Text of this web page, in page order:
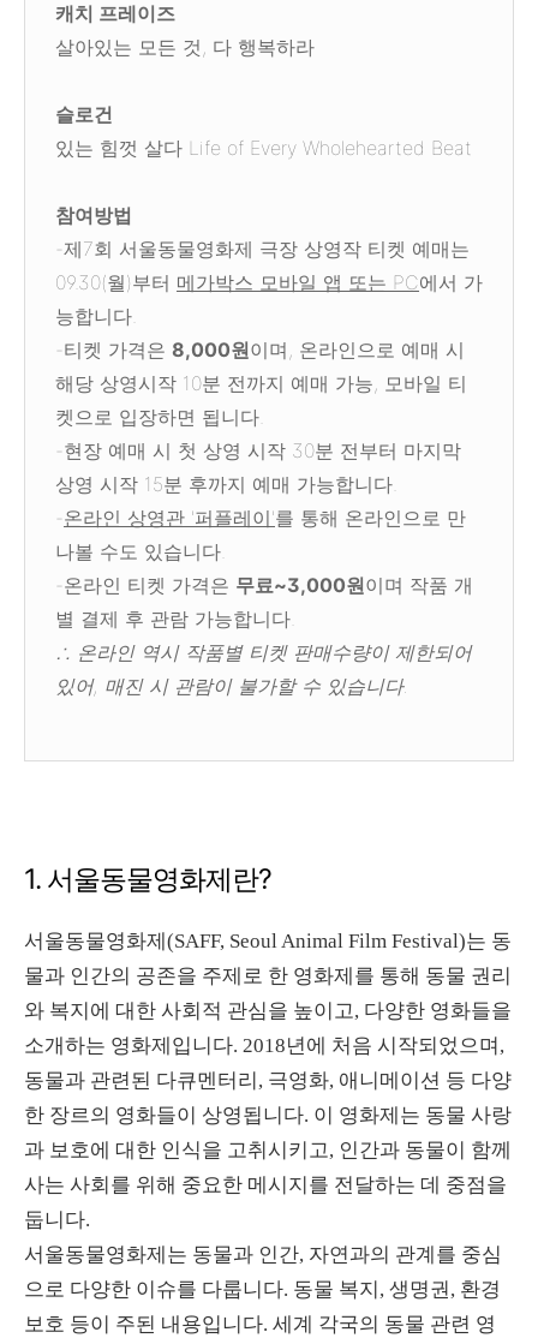
캐치 프레이즈
살아있는 모든 것, 다 행복하라
슬로건
있는 힘껏 살다 Life of Every Wholehearted Beat
참여방법
-제7회 서울동물영화제 극장 상영작 티켓 예매는
09.30(월)부터 메가박스 모바일 앱 또는 PC에서 가
능합니다.
-티켓 가격은 8,000원이며, 온라인으로 예매 시
해당 상영시작 10분 전까지 예매 가능, 모바일 티
켓으로 입장하면 됩니다.
-현장 예매 시 첫 상영 시작 30분 전부터 마지막
상영 시작 15분 후까지 예매 가능합니다.
-온라인 상영관 '퍼플레이'를 통해 온라인으로 만
나볼 수도 있습니다.
-온라인 티켓 가격은 무료~3,000원이며 작품 개
별 결제 후 관람 가능합니다.
∴ 온라인 역시 작품별 티켓 판매수량이 제한되어
있어, 매진 시 관람이 불가할 수 있습니다.
1. 서울동물영화제란?
서울동물영화제(SAFF, Seoul Animal Film Festival)는 동
물과 인간의 공존을 주제로 한 영화제를 통해 동물 권리
와 복지에 대한 사회적 관심을 높이고, 다양한 영화들을
소개하는 영화제입니다. 2018년에 처음 시작되었으며,
동물과 관련된 다큐멘터리, 극영화, 애니메이션 등 다양
한 장르의 영화들이 상영됩니다. 이 영화제는 동물 사랑
과 보호에 대한 인식을 고취시키고, 인간과 동물이 함께
사는 사회를 위해 중요한 메시지를 전달하는 데 중점을
둡니다.
서울동물영화제는 동물과 인간, 자연과의 관계를 중심
으로 다양한 이슈를 다룹니다. 동물 복지, 생명권, 환경
보호 등이 주된 내용입니다. 세계 각국의 동물 관련 영